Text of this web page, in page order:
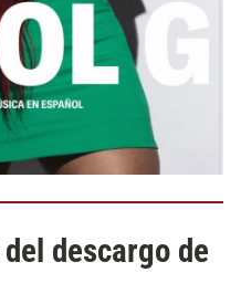
descargo de